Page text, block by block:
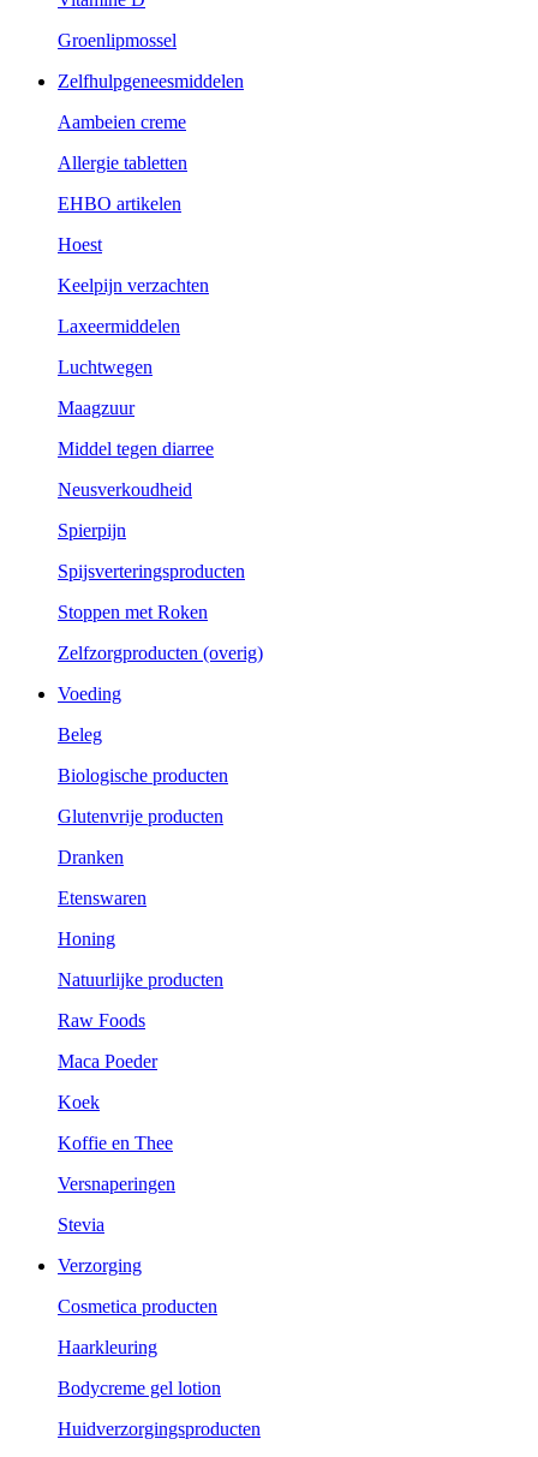
Groenlipmossel
Zelfhulpgeneesmiddelen
Aambeien creme
Allergie tabletten
EHBO artikelen
Hoest
Keelpijn verzachten
Laxeermiddelen
Luchtwegen
Maagzuur
Middel tegen diarree
Neusverkoudheid
Spierpijn
Spijsverteringsproducten
Stoppen met Roken
Zelfzorgproducten (overig)
Voeding
Beleg
Biologische producten
Glutenvrije producten
Dranken
Etenswaren
Honing
Natuurlijke producten
Raw Foods
Maca Poeder
Koek
Koffie en Thee
Versnaperingen
Stevia
Verzorging
Cosmetica producten
Haarkleuring
Bodycreme gel lotion
Huidverzorgingsproducten